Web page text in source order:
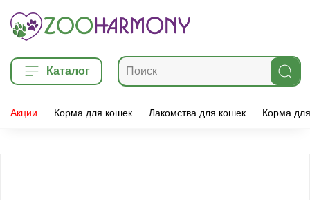
Каталог
Акции Корма для кошек Лакомства для кошек Корма